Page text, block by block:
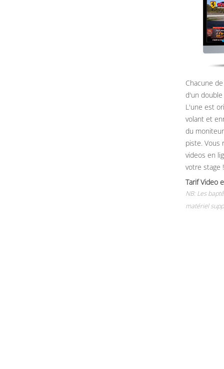
Chacune
d'un
L'une est
volant et
du
piste. Vous
videos en
votre stage !
Tarif Video
NB: Les
matériel